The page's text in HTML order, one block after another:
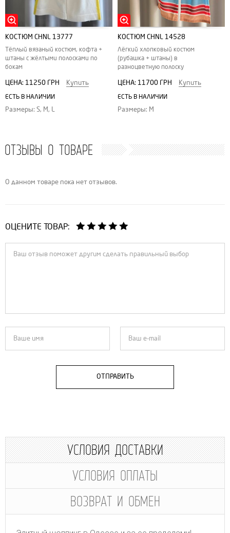
КОСТЮМ CHNL 13777
Тёплый вязаный костюм, кофта +
штаны с жёлтыми полосками по
бокам
ЦЕНА: 11250 ГРН Купить
ЕСТЬ В НАЛИЧИИ
Размеры: S, M, L
КОСТЮМ CHNL 14528
Лёгкий хлопковый костюм
(рубашка + штаны) в
разноцветную полоску
ЦЕНА: 11700 ГРН Купить
ЕСТЬ В НАЛИЧИИ
Размеры: M
ОТЗЫВЫ О ТОВАРЕ
О данном товаре пока нет отзывов.
ОЦЕНИТЕ ТОВАР:
ОТПРАВИТЬ
УСЛОВИЯ ДОСТАВКИ
УСЛОВИЯ ОПЛАТЫ
ВОЗВРАТ И ОБМЕН